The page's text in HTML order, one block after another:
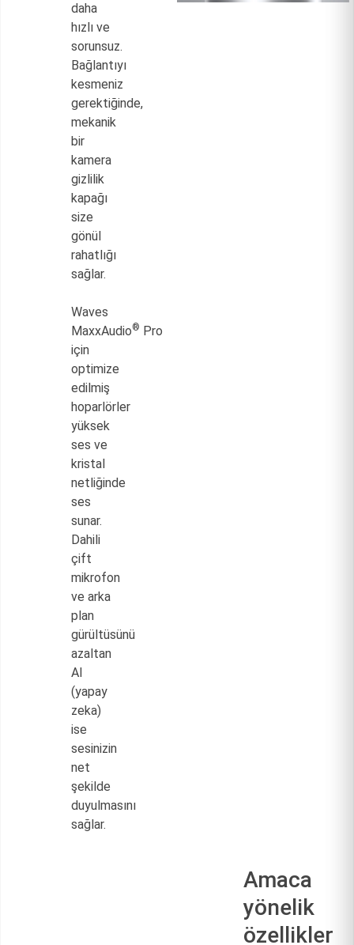
daha
hızlı ve
sorunsuz.
Bağlantıyı
kesmeniz
gerektiğinde,
mekanik
bir
kamera
gizlilik
kapağı
size
gönül
rahatlığı
sağlar.
Waves
MaxxAudio® Pro
için
optimize
edilmiş
hoparlörler
yüksek
ses ve
kristal
netliğinde
ses
sunar.
Dahili
çift
mikrofon
ve arka
plan
gürültüsünü
azaltan
AI
(yapay
zeka)
ise
sesinizin
net
şekilde
duyulmasını
sağlar.
Amaca
yönelik
özellikler